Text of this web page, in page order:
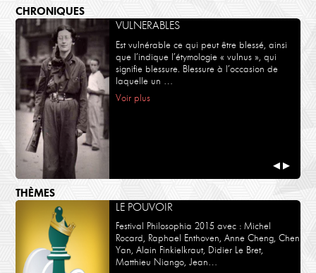
CHRONIQUES
VULNERABLES
Est vulnérable ce qui peut être blessé, ainsi
que l’indique l’étymologie « vulnus », qui
signifie blessure. Blessure à l’occasion de
laquelle un …
Voir plus
◀ ▶
THÈMES
LE POUVOIR
Festival Philosophia 2015 avec : Michel
Rocard, Raphael Enthoven, Anne Cheng, Chen
Yan, Alain Finkielkraut, Didier Le Bret,
Matthieu Niango, Jean…